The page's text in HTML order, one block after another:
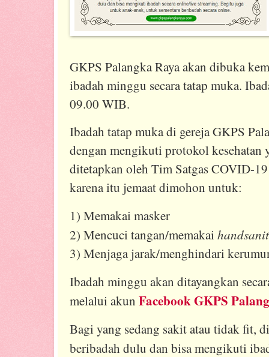
GKPS Palangka Raya akan dibuka
ibadah minggu secara tatap muka.
09.00 WIB.
Ibadah tatap muka di gereja GKPS
dengan mengikuti protokol kesehatan
ditetapkan oleh Tim Satgas COVID-
karena itu jemaat dimohon untuk:
1) Memakai masker
2) Mencuci tangan/memakai
3) Menjaga jarak/menghindari
Ibadah minggu akan ditayangkan
melalui akun Facebook GKPS
Bagi yang sedang sakit atau tidak fit,
beribadah dulu dan bisa mengikuti